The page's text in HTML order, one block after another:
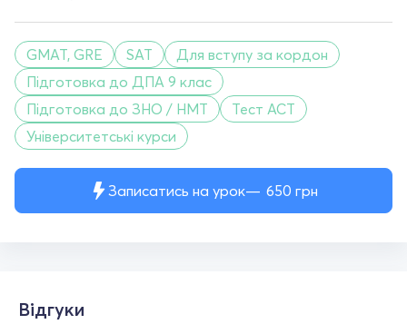
Записатись на урок 650 грн
GMAT, GRE SAT
Для вступу за кордон
Підготовка до ДПА 9 клас
Підготовка до ЗНО / НМТ
Тест ACT
Університетські курси
Відгуки